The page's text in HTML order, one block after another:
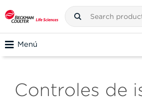
Menú
Controles de